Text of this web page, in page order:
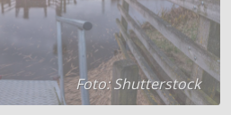
Foto: Shutterstock